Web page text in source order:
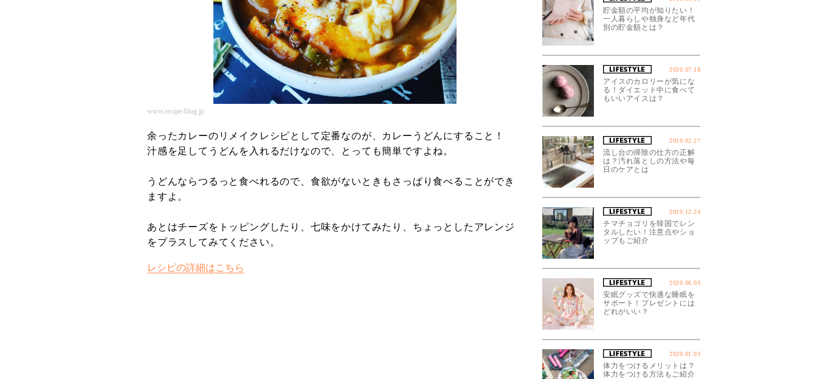
www.recipe-blog.jp
余ったカレーのリメイクレシピとして定番なのが、カレーうどんにすること！
汁感を足してうどんを入れるだけなので、とっても簡単ですよね。
うどんならつるっと食べれるので、食欲がないときもさっぱり食べることができ
ますよ。
あとはチーズをトッピングしたり、七味をかけてみたり、ちょっとしたアレンジ
をプラスしてみてください。
レシピの詳細はこちら
貯金額の平均が知りたい！
一人暮らしや独身など年代
別の貯金額とは？
2020.07.18
アイスのカロリーが気にな
る！ダイエット中に食べて
もいいアイスは？
2019.02.27
流し台の掃除の仕方の正解
は？汚れ落としの方法や毎
日のケアとは
2019.12.24
チマチョゴリを韓国でレン
タルしたい！注意点やショ
ップもご紹介
2020.06.03
安眠グッズで快適な睡眠を
サポート！プレゼントには
どれがいい？
2020.01.03
体力をつけるメリットは？
体力をつける方法もご紹介